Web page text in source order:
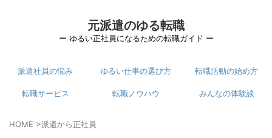
元派遣のゆる転職
ー ゆるい正社員になるための転職ガイド ー
派遣社員の悩み ゆるい仕事の選び方 転職活動の始め方
転職サービス 転職ノウハウ みんなの体験談
HOME >派遣から正社員